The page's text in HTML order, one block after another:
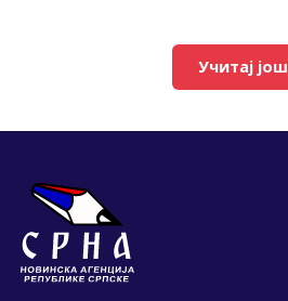
Учитај још